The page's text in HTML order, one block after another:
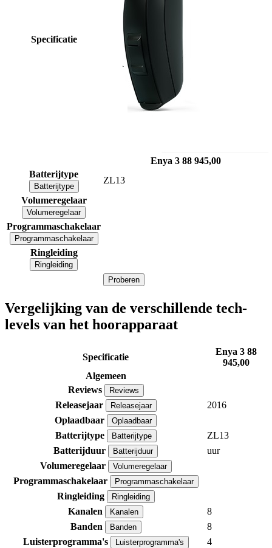
Specificatie
Enya 3 88 945,00
Batterijtype
Batterijtype
ZL13
Volumeregelaar
Volumeregelaar
Programmaschakelaar
Programmaschakelaar
Ringleiding
Ringleiding
Proberen
Vergelijking van de verschillende tech-
levels van het hoorapparaat
Specificatie
Enya 3 88
945,00
Algemeen
Reviews
Reviews
Releasejaar Releasejaar
2016
Oplaadbaar
Oplaadbaar
Batterijtype Batterijtype
ZL13
Batterijduur
Batterijduur
uur
Volumeregelaar
Volumeregelaar
Programmaschakelaar Programmaschakelaar
Ringleiding Ringleiding
Kanalen Kanalen
8
Banden
Banden
8
Luisterprogramma's
Luisterprogramma's
4